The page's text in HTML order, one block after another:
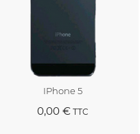
IPhone 5
0,00 €TTC